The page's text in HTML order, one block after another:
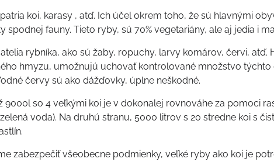
koi, karasy , atď. Ich účel okrem toho, že sú hlavnými
spodnej fauny. Tieto ryby, sú 70% vegetariány, ale aj jedia i
rybníka, ako sú žaby, ropuchy, larvy komárov, červi, atď.
hmyzu, umožnujú uchovať kontrolované množstvo
červy sú ako dážďovky, úplne neškodné.
9000l so 4 veľkými koi je v dokonalej rovnováhe za pomoci
voda). Na druhú stranu, 5000 litrov s 20 stredne koi s
zabezpečiť všeobecne podmienky, veľké ryby ako koi je